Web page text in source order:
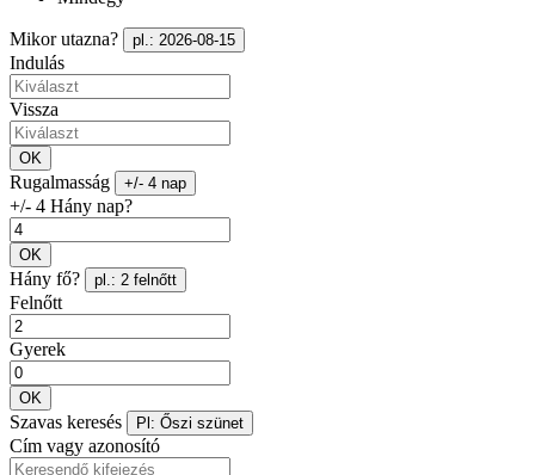
Mikor utazna? pl.: 2026-08-15
Indulás
Vissza
OK
Rugalmasság +/- 4 nap
+/- 4 Hány nap?
OK
Hány fő? pl.: 2 felnőtt
Felnőtt
Gyerek
OK
Szavas keresés Pl: Őszi szünet
Cím vagy azonosító